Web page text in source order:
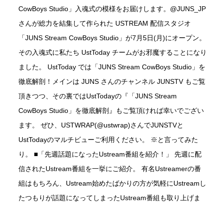
CowBoys Studio」入魂式の模様をお届けします。 @JUNS_JP
さんが総力を結集して作られた USTREAM 配信スタジオ
「JUNS Stream CowBoys Studio」が7月5日(月)にオープン。
その入魂式に私たち UstToday チームがお邪魔することになり
ました。 UstToday では「JUNS Stream CowBoys Studio」を
徹底解剖！メインはJUNS さんのチャンネル JUNSTVもご覧
頂きつつ、その裏ではUstTodayの『「JUNS Stream
CowBoys Studio」を徹底解剖』
もご覧頂ければ幸いでござい
ます。 ぜひ、 USTWRAP(@ustwrap)さんでJUNSTVと
UstTodayのマルチビューご利用ください。 ※と言ってみた
り。 ■「先週話題になったUstream番組を紹介！」 先週に配
信されたUstream番組を一挙にご紹介。 有名Ustreamerの番
組はもちろん、Ustream始めたばかりの方が気軽にUstreamし
たつもりが話題になってしまったUstream番組も取り上げま